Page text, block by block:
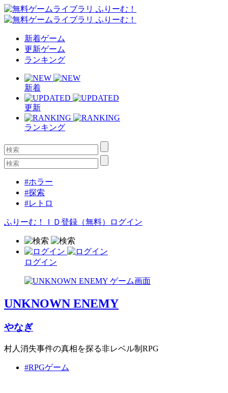
新着ゲーム
更新ゲーム
ランキング
新着
更新
ランキング
#ホラー
#探索
#レトロ
ふりーむ！ＩＤ登録（無料） ログイン
ログイン
UNKNOWN ENEMY
やなぎ
村人消失事件の真相を探る非レベル制RPG
#RPGゲーム